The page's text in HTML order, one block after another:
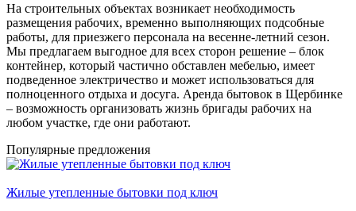
На строительных объектах возникает необходимость
размещения рабочих, временно выполняющих подсобные
работы, для приезжего персонала на весенне-летний сезон.
Мы предлагаем выгодное для всех сторон решение – блок
контейнер, который частично обставлен мебелью, имеет
подведенное электричество и может использоваться для
полноценного отдыха и досуга. Аренда бытовок в Щербинке
– возможность организовать жизнь бригады рабочих на
любом участке, где они работают.
Популярные предложения
Жилые утепленные бытовки под ключ